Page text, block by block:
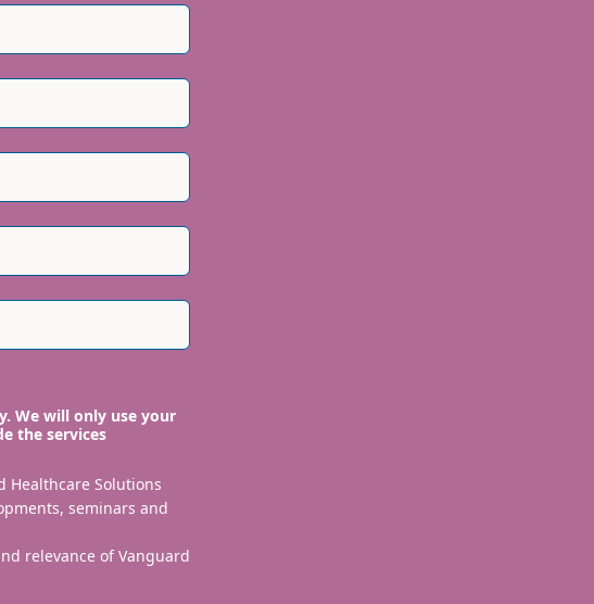
We will only use your
the services
Healthcare Solutions
seminars and
relevance of Vanguard